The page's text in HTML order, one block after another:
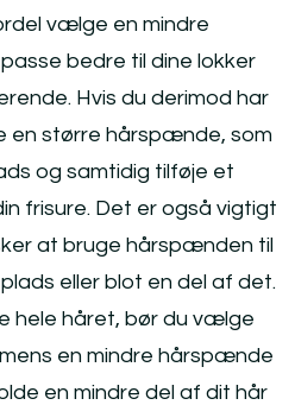
vælge en mindre
bedre til dine lokker
Hvis du derimod har
en større hårspænde, som
og samtidig tilføje et
frisure. Det er også vigtigt
at bruge hårspænden til
eller blot en del af det.
hele håret, bør du vælge
en mindre hårspænde
en mindre del af dit hår